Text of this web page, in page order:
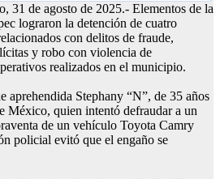
31 de agosto de 2025.- Elementos de la
lograron la detención de cuatro
con delitos de fraude,
y robo con violencia de
realizados en el municipio.
aprehendida Stephany “N”, de 35 años
México, quien intentó defraudar a un
de un vehículo Toyota Camry
policial evitó que el engaño se